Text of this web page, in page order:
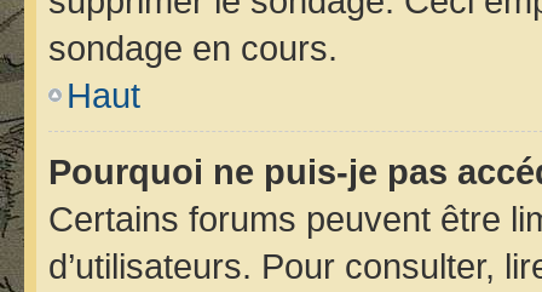
sondage en cours.
Haut
Pourquoi ne puis-je pas
Certains forums peuvent être
d’utilisateurs. Pour consulter,